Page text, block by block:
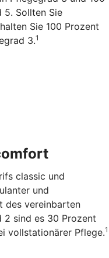
5. Sollten Sie
Sie 100 Prozent
3.1
classic und
und
des vereinbarten
2 sind es 30 Prozent
vollstationärer Pflege.1